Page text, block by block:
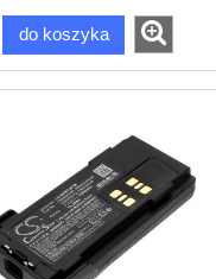
do koszyka